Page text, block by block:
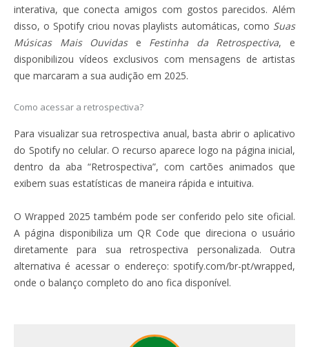
interativa, que conecta amigos com gostos parecidos. Além
disso, o Spotify criou novas playlists automáticas, como Suas
Músicas Mais Ouvidase Festinha da Retrospectiva, e
disponibilizou vídeos exclusivos com mensagens de artistas
que marcaram a sua audição em 2025.
Como acessar a retrospectiva?
Para visualizar sua retrospectiva anual, basta abrir o aplicativo
do Spotify no celular. O recurso aparece logo na página inicial,
dentro da aba “Retrospectiva”, com cartões animados que
exibem suas estatísticas de maneira rápida e intuitiva.
O Wrapped 2025 também pode ser conferido pelo site oficial.
A página disponibiliza um QR Code que direciona o usuário
diretamente para sua retrospectiva personalizada. Outra
alternativa é acessar o endereço: spotify.com/br-pt/wrapped,
onde o balanço completo do ano fica disponível.